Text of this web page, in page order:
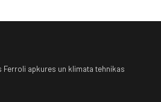
apkures un klimata tehnikas